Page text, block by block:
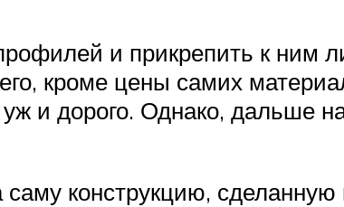
и прикрепить к ним
кроме цены самих
уж и дорого. Однако, дальше
конструкцию,